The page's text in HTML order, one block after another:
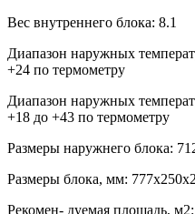
Вес внутреннего блока: 8.1
Диапазон наружных
+24 по термометру
Диапазон наружных
+18 до +43 по термометру
Размеры наружнего блока:
Размеры блока, мм:
Рекомен- дуемая площадь, м2: